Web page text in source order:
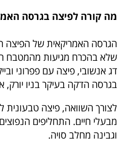
מה קורה לפיצה בגרסה
הגרסה האמריקאית של הפיצה
שלא בהכרח מגיעות מהמטבח
דג אנשובי, פיצה עם פפרוני
בגרסה הדקה בעיקר בניו
לצורך השוואה, פיצה
מבעלי חיים. התחליפים
וגבינה מחלב סויה.